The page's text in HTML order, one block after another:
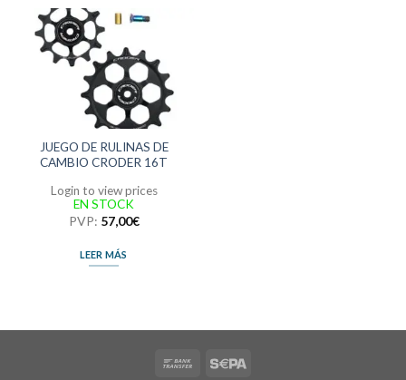
JUEGO DE RULINAS DE
CAMBIO CRODER 16T
Login to view prices
EN STOCK
PVP: 57,00€
LEER MÁS